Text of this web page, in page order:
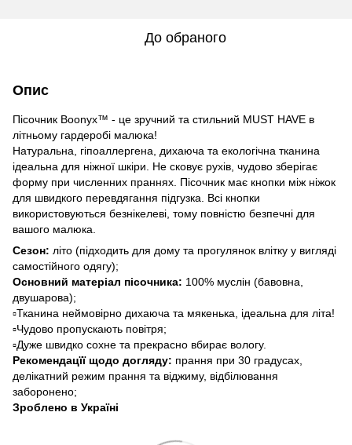
До обраного
Опис
Пісочник Boonyx™ - це зручний та стильний MUST HAVE в
літньому гардеробі малюка!
Натуральна, гіпоаллергена, дихаюча та екологічна тканина
ідеальна для ніжної шкіри. Не сковує рухів, чудово зберігає
форму при численних праннях. Пісочник має кнопки між ніжок
для швидкого перевдягання підгузка. Всі кнопки
використовуються безнікелеві, тому повністю безпечні для
вашого малюка.
Сезон: літо (підходить для дому та прогулянок влітку у вигляді
самостійного одягу);
Основний матеріал пісочника: 100% муслін (бавовна,
двушарова);
▫️Тканина неймовірно дихаюча та мякенька, ідеальна для літа!
▫️Чудово пропускають повітря;
▫️Дуже швидко сохне та прекрасно вбирає вологу.
Рекомендацїї щодо догляду: прання при 30 градусах,
делікатний режим прання та віджиму, відбілювання
заборонено;
Зроблено в Україні